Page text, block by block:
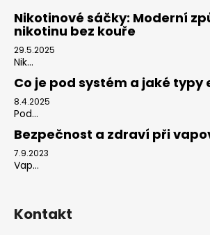
Nikotinové sáčky: Moderní
nikotinu bez kouře
29.5.2025
Nik...
Co je pod systém a jaké typy
8.4.2025
Pod...
Bezpečnost a zdraví při
7.9.2023
Vap...
Kontakt